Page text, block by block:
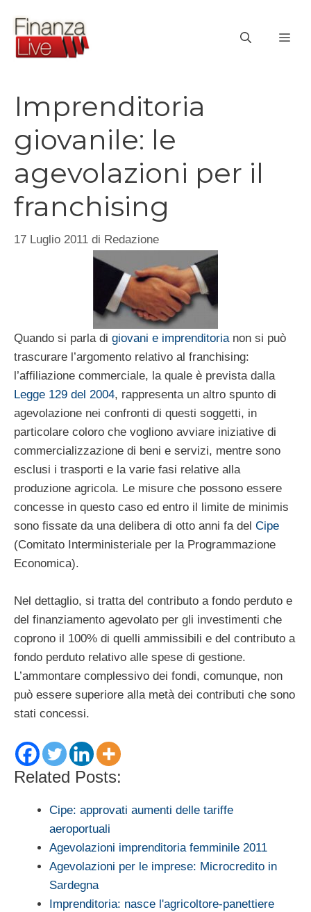
contenuto
Imprenditoria
giovanile: le
agevolazioni per il
franchising
17 Luglio 2011 di Redazione
Quando si parla di giovani e imprenditorianon si può
trascurare l’argomento relativo al franchising:
l’affiliazione commerciale, la quale è prevista dalla
Legge 129 del 2004, rappresenta un altro spunto di
agevolazione nei confronti di questi soggetti, in
particolare coloro che vogliono avviare iniziative di
commercializzazione di beni e servizi, mentre sono
esclusi i trasporti e la varie fasi relative alla
produzione agricola. Le misure che possono essere
concesse in questo caso ed entro il limite de minimis
sono fissate da una delibera di otto anni fa del Cipe
(Comitato Interministeriale per la Programmazione
Economica).
Nel dettaglio, si tratta del contributo a fondo perduto e
del finanziamento agevolato per gli investimenti che
coprono il 100% di quelli ammissibili e del contributo a
fondo perduto relativo alle spese di gestione.
L’ammontare complessivo dei fondi, comunque, non
può essere superiore alla metà dei contributi che sono
stati concessi.
Related Posts:
Cipe: approvati aumenti delle tariffe
aeroportuali
Agevolazioni imprenditoria femminile 2011
Agevolazioni per le imprese: Microcredito in
Sardegna
Imprenditoria: nasce l'agricoltore-panettiere